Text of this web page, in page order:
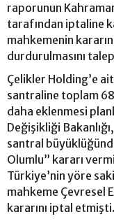
raporunun
tarafından iptaline
mahkemenin
durdurulmasını
Çelikler Holding’e
santraline toplam
daha eklenmesi
Değişikliği
santral
Olumlu” kararı
Türkiye’nin yöre
mahkeme Çevresel
kararını iptal etmişti.